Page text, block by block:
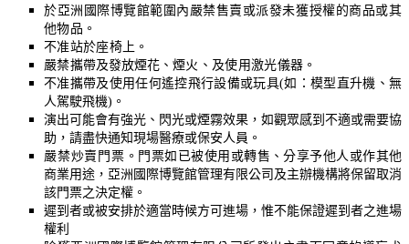
於亞洲國際博覽館範圍內嚴禁售賣或派發未獲授權的商品或其
他物品。
不准站於座椅上。
嚴禁攜帶及發放煙花、煙火、及使用激光儀器。
不准攜帶及使用任何遙控飛行設備或玩具(如：模型直升機、無
人駕駛飛機)。
演出可能會有強光、閃光或煙霧效果，如觀眾感到不適或需要協
助，請盡快通知現場醫療或保安人員。
嚴禁炒賣門票。 門票如已被使用或轉售、分享予他人或作其他
商業用途，亞洲國際博覽館管理有限公司及主辦機構將保留取消
該門票之決定權。
遲到者或被安排於適當時候方可進場，惟不能保證遲到者之進場
權利